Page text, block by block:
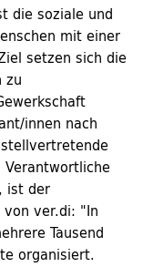
die soziale und
mit einer
setzen sich die
zu
innen nach
ist der
ver.di: "In
Tausend
organisiert.